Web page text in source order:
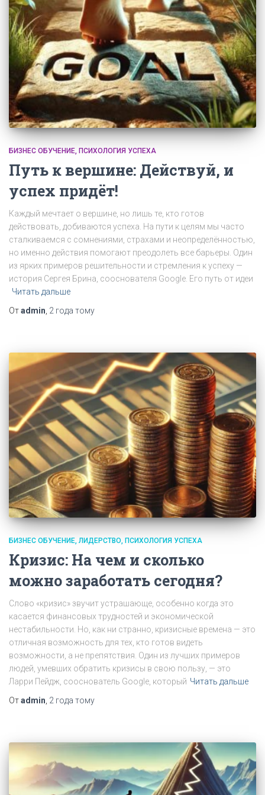
БИЗНЕС ОБУЧЕНИЕ ПСИХОЛОГИЯ УСПЕХА
Путь к вершине: Действуй, и
успех придёт!
Каждый мечтает о вершине, но лишь те, кто готов
действовать, добиваются успеха. На пути к целям мы часто
сталкиваемся с сомнениями, страхами и неопределённостью,
но именно действия помогают преодолеть все барьеры. Один
из ярких примеров решительности и стремления к успеху —
история Сергея Брина, сооснователя Google. Его путь от идеи
Читать дальше
Отadmin 2 года тому
БИЗНЕС ОБУЧЕНИЕ ЛИДЕРСТВО ПСИХОЛОГИЯ УСПЕХА
Кризис: На чем и сколько
можно заработать сегодня?
Слово «кризис» звучит устрашающе, особенно когда это
касается финансовых трудностей и экономической
нестабильности. Но, как ни странно, кризисные времена — это
отличная возможность для тех, кто готов видеть
возможности, а не препятствия. Один из лучших примеров
людей, умевших обратить кризисы в свою пользу, — это
Ларри Пейдж, сооснователь Google, который Читать дальше
Отadmin 2 года тому